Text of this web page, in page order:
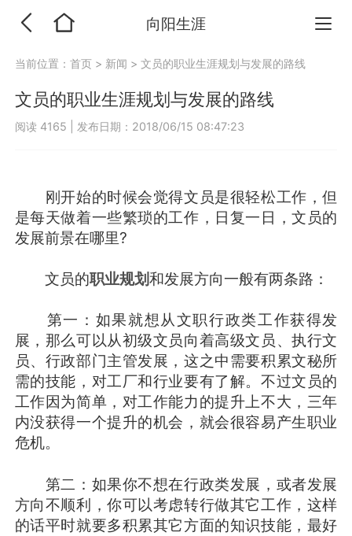
向阳生涯
当前位置：首页 > 新闻 >文员的职业生涯规划与发展的路线
文员的职业生涯规划与发展的路线
阅读 4165 发布日期：2018/06/15 08:47:23
刚开始的时候会觉得文员是很轻松工作，但
是每天做着一些繁琐的工作，日复一日，文员的
发展前景在哪里?
文员的职业规划和发展方向一般有两条路：
第一：如果就想从文职行政类工作获得发
展，那么可以从初级文员向着高级文员、执行文
员、行政部门主管发展，这之中需要积累文秘所
需的技能，对工厂和行业要有了解。不过文员的
工作因为简单，对工作能力的提升上不大，三年
内没获得一个提升的机会，就会很容易产生职业
危机。
第二：如果你不想在行政类发展，或者发展
方向不顺利，你可以考虑转行做其它工作，这样
的话平时就要多积累其它方面的知识技能，最好